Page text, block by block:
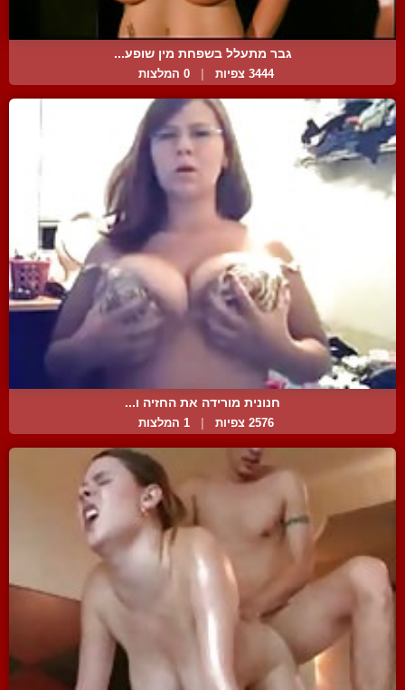
גבר מתעלל בשפחת מין שופע...
3444 צפיות 0 המלצות
חנונית מורידה את החזיה ו...
2576 צפיות | 1 המלצות